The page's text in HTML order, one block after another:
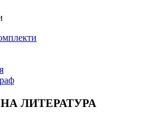
ЛИТЕРАТУРА